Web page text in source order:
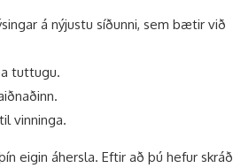
á nýjustu síðunni, sem bætir við
tuttugu.
vinninga.
eigin áhersla. Eftir að þú hefur skráð